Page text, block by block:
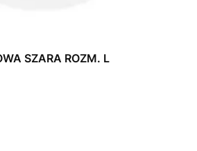
SZARA ROZM. L